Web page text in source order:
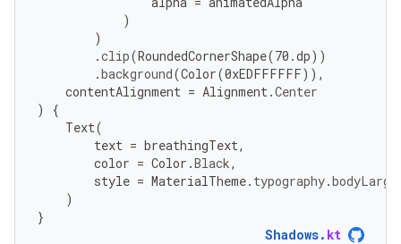
)
)
.clip(RoundedCornerShape(70.dp))
.background(Color(0xEDFFFFFF)),
contentAlignment = Alignment .Center
)
{
Text(
text = breathingText,
color = Color .Black,
style = MaterialTheme. typography.bodyLarge
)
}
Shadows. kt